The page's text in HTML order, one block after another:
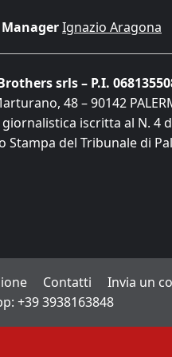
Ignazio Aragona
srls – P.I.
48 – 90142
iscritta al N. 4
Stampa del Tribunale di
Contatti
Invia un
+39 3938163848